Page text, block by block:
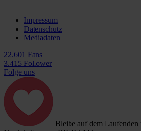
Impressum
Datenschutz
Mediadaten
22.601 Fans
3.415 Follower
Folge uns
Bleibe auf dem Laufenden